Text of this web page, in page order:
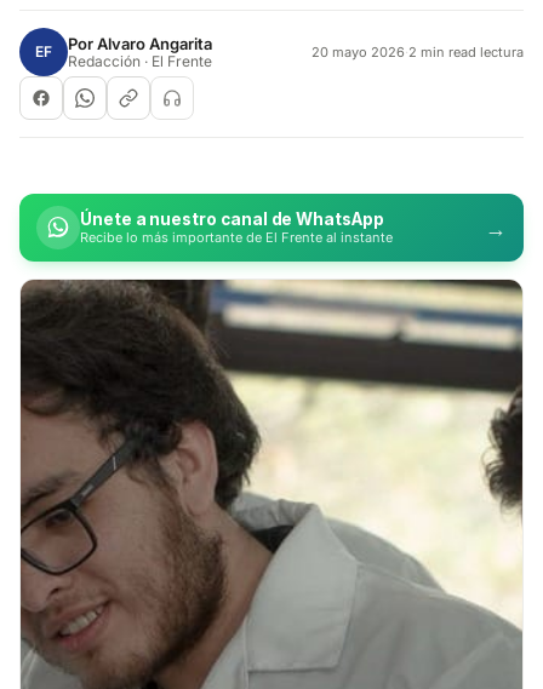
EF PorAlvaro Angarita
Redacción · El Frente 20 mayo 2026·2 min read lectura
Únete a nuestro canal de WhatsApp
Recibe lo más importante de El Frente al instante →